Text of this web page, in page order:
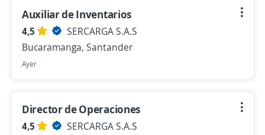
Auxiliar de Inventarios
4,5
SERCARGA S.A.S
Bucaramanga, Santander
Ayer
Director de Operaciones
4,5
SERCARGA S.A.S